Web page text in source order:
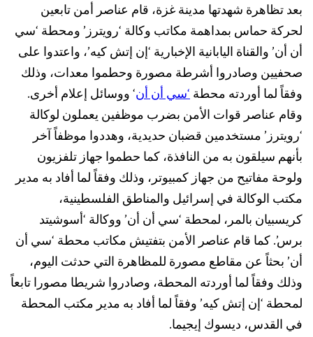
بعد تظاهرة شهدتها مدينة غزة، قام عناصر أمن تابعين
لحركة حماس بمداهمة مكاتب وكالة ‘رويترز’ ومحطة ‘سي
أن أن’ والقناة اليابانية الإخبارية ‘إن إتش كيه’، واعتدوا على
صحفيين وصادروا أشرطة مصورة وحطموا معدات، وذلك
وفقاً لما أوردته محطة‘سي أن أن‘ ووسائل إعلام أخرى.
وقام عناصر قوات الأمن بضرب موظفين يعملون لوكالة
‘رويترز’ مستخدمين قضبان حديدية، وهددوا موظفاً آخر
بأنهم سيلقون به من النافذة، كما حطموا جهاز تلفزيون
ولوحة مفاتيح من جهاز كمبيوتر، وذلك وفقاً لما أفاد به مدير
مكتب الوكالة في إسرائيل والمناطق الفلسطينية،
كريسبيان بالمر، لمحطة ‘سي أن أن’ ووكالة ‘أسوشيتد
برس’. كما قام عناصر الأمن بتفتيش مكاتب محطة ‘سي أن
أن’ بحثاً عن مقاطع مصورة للمظاهرة التي حدثت اليوم،
وذلك وفقاً لما أوردته المحطة، وصادروا شريطا مصورا تابعاً
لمحطة ‘إن إتش كيه’ وفقاً لما أفاد به مدير مكتب المحطة
في القدس، ديسوك إيجيما.